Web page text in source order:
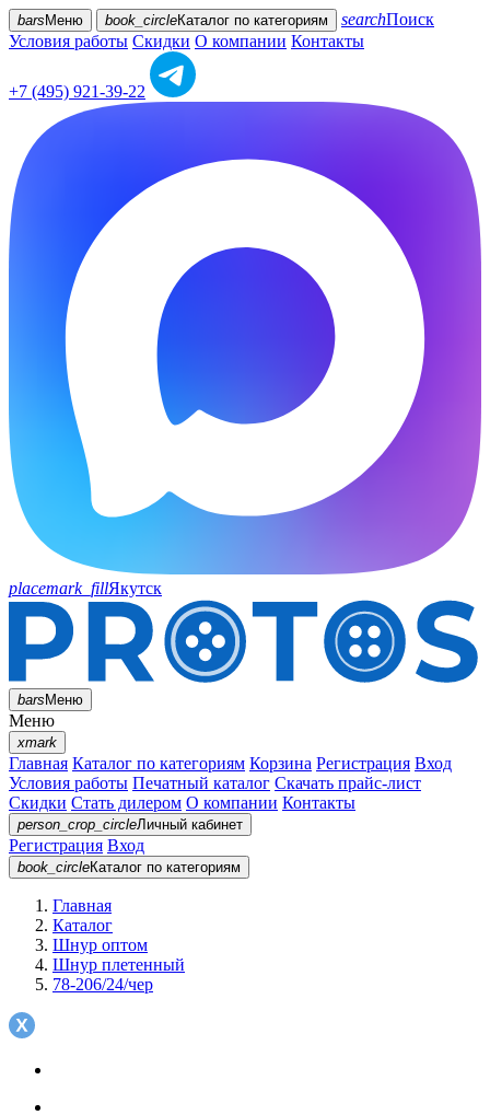
bars Меню book_circleКаталог по категориям searchПоиск
Условия работы Скидки О компании Контакты
+7 (495) 921-39-22
placemark_fillЯкутск
barsМеню
Меню
xmark
Главная Каталог по категориям Корзина Регистрация Вход
Условия работы Печатный каталог Скачать прайс-лист
Скидки Стать дилером О компании Контакты
person_crop_circleЛичный кабинет
Регистрация Вход
book_circleКаталог по категориям
Главная
Каталог
Шнур оптом
Шнур плетенный
78-206/24/чер